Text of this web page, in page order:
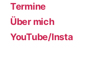
Termine
Über mich
YouTube/Insta